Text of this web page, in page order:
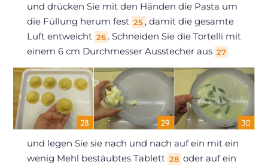
und drücken Sie mit den Händen die Pasta um
die Füllung herum fest 25 , damit die gesamte
Luft entweicht 26 . Schneiden Sie die Tortelli mit
einem 6 cm Durchmesser Ausstecher aus 27
und legen Sie sie nach und nach auf ein mit ein
wenig Mehl bestäubtes Tablett 28 oder auf ein